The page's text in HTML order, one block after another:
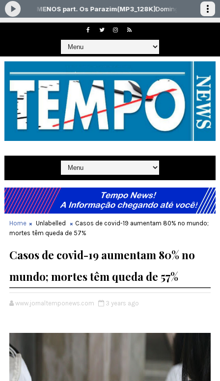
Home Unlabelled
Casos de covid-19 aumentam 80% no mundo;
mortes têm queda de 57%
Casos de covid-19 aumentam 80% no
mundo; mortes têm queda de 57%
www.jornaltemponews.com 3 years ago